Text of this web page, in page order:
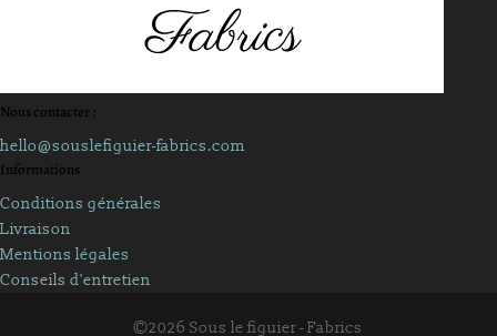
Nous contacter :
hello@souslefiguier-fabrics.com
Informations
Conditions générales
Livraison
Mentions légales
Conseils d'entretien
©2026 Sous le figuier - Fabrics